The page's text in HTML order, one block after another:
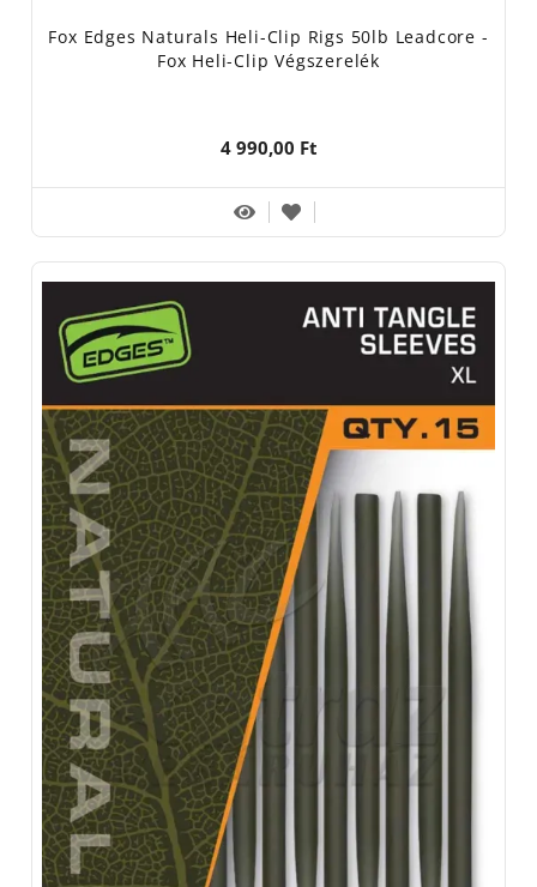
Fox Edges Naturals Heli-Clip Rigs 50lb Leadcore -
Fox Heli-Clip Végszerelék
4 990,00 Ft